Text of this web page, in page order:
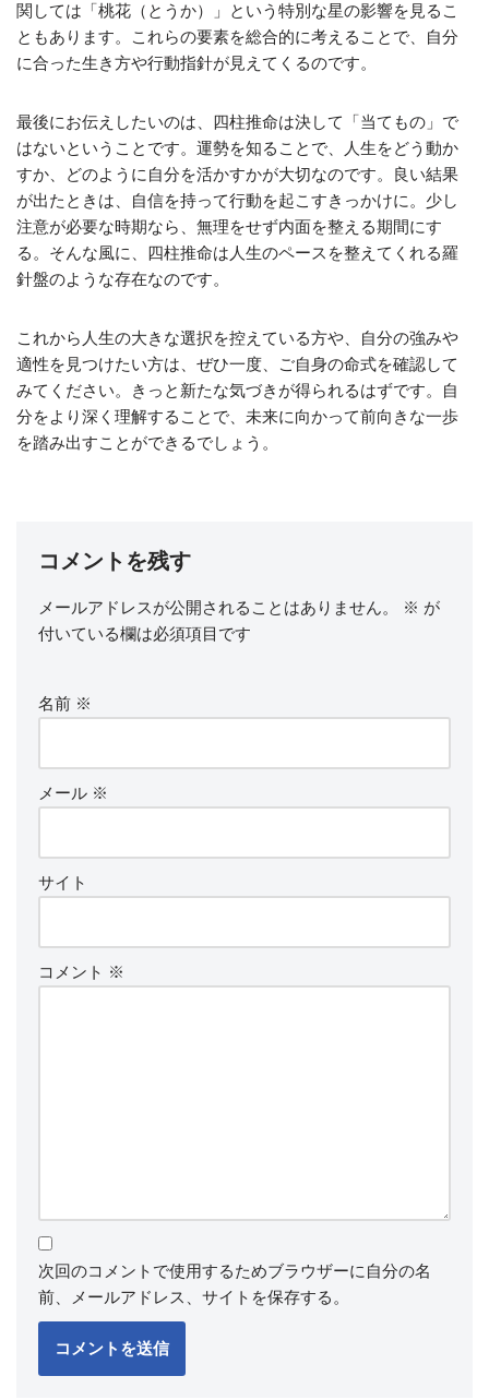
関しては「桃花（とうか）」という特別な星の影響を見るこ
ともあります。これらの要素を総合的に考えることで、自分
に合った生き方や行動指針が見えてくるのです。
最後にお伝えしたいのは、四柱推命は決して「当てもの」で
はないということです。運勢を知ることで、人生をどう動か
すか、どのように自分を活かすかが大切なのです。良い結果
が出たときは、自信を持って行動を起こすきっかけに。少し
注意が必要な時期なら、無理をせず内面を整える期間にす
る。そんな風に、四柱推命は人生のペースを整えてくれる羅
針盤のような存在なのです。
これから人生の大きな選択を控えている方や、自分の強みや
適性を見つけたい方は、ぜひ一度、ご自身の命式を確認して
みてください。きっと新たな気づきが得られるはずです。自
分をより深く理解することで、未来に向かって前向きな一歩
を踏み出すことができるでしょう。
コメントを残す
メールアドレスが公開されることはありません。 ※ が
付いている欄は必須項目です
名前 ※
メール ※
サイト
コメント ※
次回のコメントで使用するためブラウザーに自分の名
前、メールアドレス、サイトを保存する。